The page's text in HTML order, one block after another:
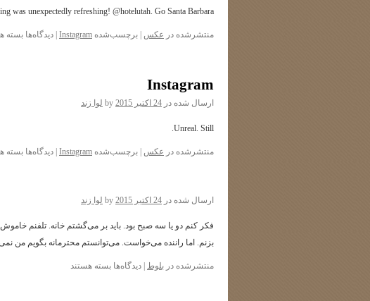
was unexpectedly refreshing! @hotelutah. Go Santa Barbara!
منتشرشده در عکس برچسب‌شده Instagram دیدگاه‌ها برای
بسته
Instagram
ارسال شده در 24 اکتبر 2015 by لوا زند
Unreal. Still.
منتشرشده در عکس برچسب‌شده Instagram دیدگاه‌ها برای
بسته
ارسال شده در 24 اکتبر 2015 by لوا زند
فکر کنم دو یا سه صبح بود. باید بر می‌گشتم خانه. تلفنم
بزنم. اما راننده می‌خواست. می‌توانستم محترمانه بگویم من
منتشرشده در بلوط دیدگاه‌ها برای
بسته هستند